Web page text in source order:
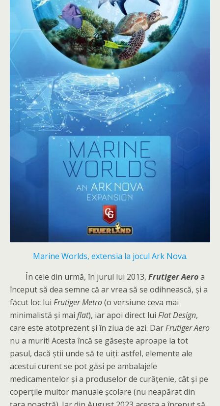
Marine Worlds, extensia la jocul Ark Nova.
În cele din urmă, în jurul lui 2013, Frutiger Aeroa
început să dea semne că ar vrea să se odihnească, și a
făcut loc lui Frutiger Metro(o versiune ceva mai
minimalistă și mai flat), iar apoi direct lui Flat Design,
care este atotprezent și în ziua de azi. DarFrutiger Aero
nu a murit! Acesta încă se găsește aproape la tot
pasul, dacă știi unde să te uiți: astfel, elemente ale
acestui curent se pot găsi pe ambalajele
medicamentelor și a produselor de curățenie, cât și pe
coperțile multor manuale școlare (nu neapărat din